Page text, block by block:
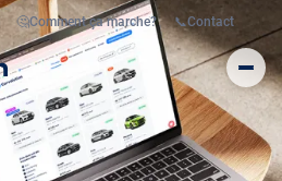
🤔Comment ça marche? 📞Contact